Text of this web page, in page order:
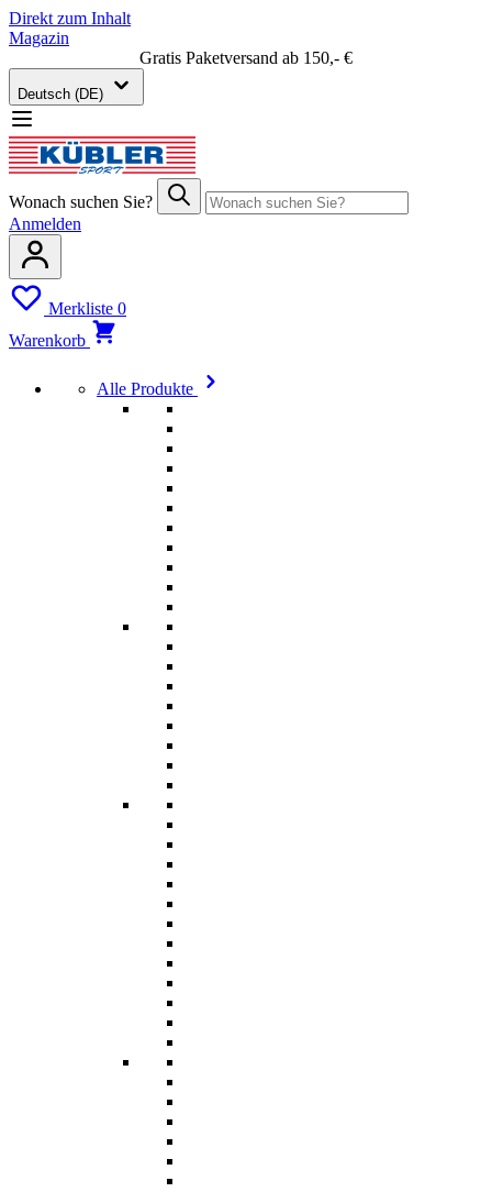
Direkt zum Inhalt
Magazin
Gratis Paketversand ab 150,- €
Deutsch (DE)
Wonach suchen Sie?
Anmelden
Merkliste 0
Warenkorb
Alle Produkte